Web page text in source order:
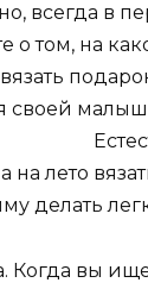
всегда в
о том, на
своей
на лето
делать
Когда вы